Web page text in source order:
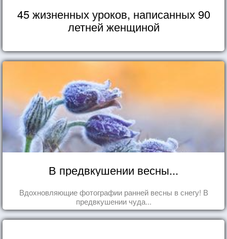
45 жизненных уроков, написанных 90
летней женщиной
В предвкушении весны...
Вдохновляющие фотографии ранней весны в снегу! В
предвкушении чуда...